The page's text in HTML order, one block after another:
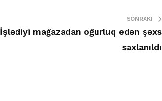
SONRAKI
İşlədiyi mağazadan oğurluq edən şəxs
saxlanıldı